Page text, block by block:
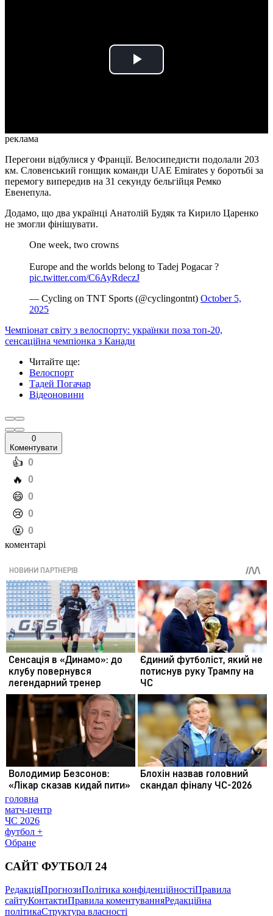
Play
реклама
Перегони відбулися у Франції. Велосипедисти подолали 203
км. Словенський гонщик команди UAE Emirates у боротьбі за
перемогу випередив на 31 секунду бельгійця Ремко
Евенепула.
Додамо, що два українці Анатолій Будяк та Кирило Царенко
не змогли фінішувати.
One week, two crowns
Europe and the worlds belong to Tadej Pogacar ?
pic.twitter.com/C6AyRdeczJ
— Cycling on TNT Sports (@cyclingontnt) October 5,
2025
Чемпіонат світу з велоспорту: українки поза топ-20,
сенсаційна чемпіонка з Канади
Читайте ще:
Велоспорт
Тадей Погачар
Відеоновини
0
Коментувати
️👍 0
️🔥 0
️😄 0
️😢 0
️🤬 0
коментарі
головна
матч-центр
ЧС 2026
футбол +
Обране
САЙТ ФУТБОЛ 24
РедакціяПрогнозиПолітика конфіденційностіПравила
сайтуКонтактиПравила коментуванняРедакційна
політикаСтруктура власності